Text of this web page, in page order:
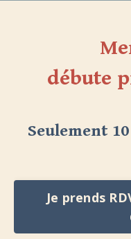
débute
Seulement
Je prends